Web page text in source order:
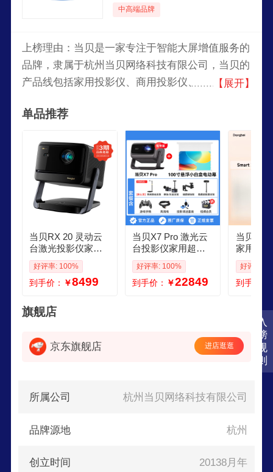
入
榜
规
则
中高端品牌
上榜理由：当贝是一家专注于智能大屏增值服务的
品牌，隶属于杭州当贝网络科技有限公司，当贝的
产品线包括家用投影仪、商用投影仪、便携式投影
应用于家庭娱乐、教育、商务演示以及户外活动等
【展开】
单品推荐
当贝RX 20 灵动云
台激光投影仪家用
酒店智能红外投影
机2025新品超高清
高亮投屏激光电视
好评率: 100%
到手价： ￥8499
当贝X7 Pro 激光云
台投影仪家用超高
清高亮智能激光电
视游戏投影机家庭
影院电视2025 包安
好评率: 100%
到手价： ￥22849
当贝
家用超
携智能
电视卧
t2 标配
好评率:
到手价：
旗舰店
京东旗舰店 进店逛逛
所属公司 杭州当贝网络科技有限公司
品牌源地 杭州
创立时间 20138月年